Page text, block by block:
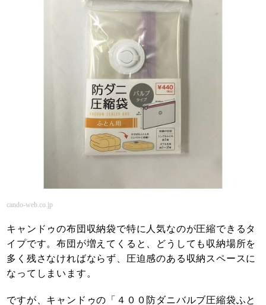
cando-web.co.jp
キャンドゥの布団収納袋で特に人気なのが圧縮できるタ
イプです。布団が増えてくると、どうしても収納場所を
多く残さなければならず、圧迫感のある収納スペースに
なってしまいます。
ですが、キャンドゥの「４００防ダニバルブ圧縮袋ふと